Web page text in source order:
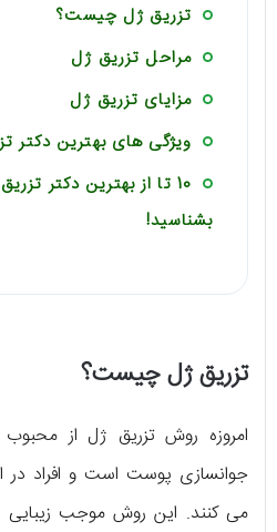
تزریق ژل چیست؟
مراحل تزریق ژل
مزایای تزریق ژل
ویژگی های بهترین دکتر
10 تا از بهترین دکتر
بشناسید!
تزریق ژل چیست؟
امروزه روش تزریق ژل از
جوانسازی پوست است و افراد در
می کنند. این روش موجب زیبایی